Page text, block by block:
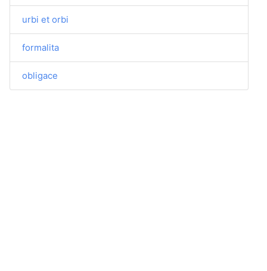
urbi et orbi
formalita
obligace